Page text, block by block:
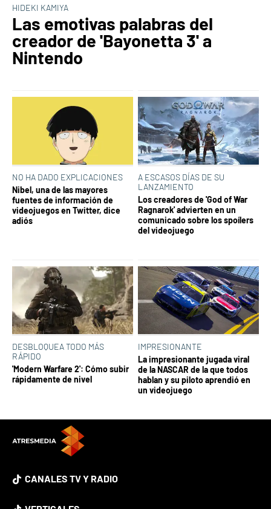
HIDEKI KAMIYA
Las emotivas palabras del
creador de 'Bayonetta 3' a
Nintendo
NO HA DADO EXPLICACIONES
Nibel, una de las mayores
fuentes de información de
videojuegos en Twitter, dice
adiós
A ESCASOS DÍAS DE SU
LANZAMIENTO
Los creadores de 'God of War
Ragnarok' advierten en un
comunicado sobre los spoílers
del videojuego
DESBLOQUEA TODO MÁS
RÁPIDO
'Modern Warfare 2': Cómo subir
rápidamente de nivel
IMPRESIONANTE
La impresionante jugada viral
de la NASCAR de la que todos
hablan y su piloto aprendió en
un videojuego
CANALES TV Y RADIO